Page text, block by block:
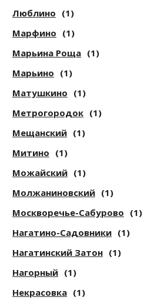
Люблино (1)
Марфино (1)
Марьина Роща (1)
Марьино (1)
Матушкино (1)
Метрогородок (1)
Мещанский (1)
Митино (1)
Можайский (1)
Молжаниновский (1)
Москворечье-Сабурово (1)
Нагатино-Садовники (1)
Нагатинский Затон (1)
Нагорный (1)
Некрасовка (1)